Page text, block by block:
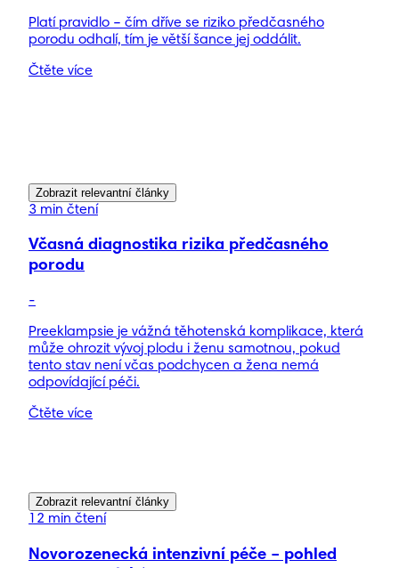
Platí pravidlo – čím dříve se riziko předčasného
porodu odhalí, tím je větší šance jej oddálit.
Čtěte více
Zobrazit relevantní články
3 min čtení
Včasná diagnostika rizika předčasného
porodu
-
Preeklampsie je vážná těhotenská komplikace, která
může ohrozit vývoj plodu i ženu samotnou, pokud
tento stav není včas podchycen a žena nemá
odpovídající péči.
Čtěte více
Zobrazit relevantní články
12 min čtení
Novorozenecká intenzivní péče – pohled